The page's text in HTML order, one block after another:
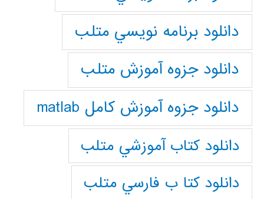
دانلود برنامه نويسي متلب
دانلود جزوه آموزش متلب
دانلود جزوه آموزش کامل matlab
دانلود كتاب آموزشي متلب
دانلود كتا ب فارسي متلب